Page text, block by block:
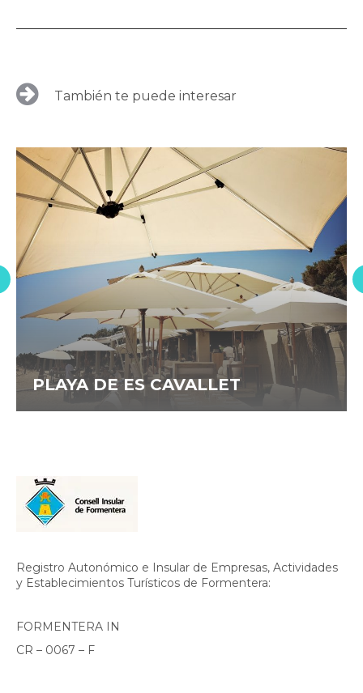
También te puede interesar
PLAYA DE ES CAVALLET
Registro Autonómico e Insular de Empresas, Actividades
y Establecimientos Turísticos de Formentera:
FORMENTERA IN
CR – 0067 – F